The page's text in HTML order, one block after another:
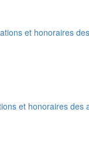
et honoraires
et honoraires des